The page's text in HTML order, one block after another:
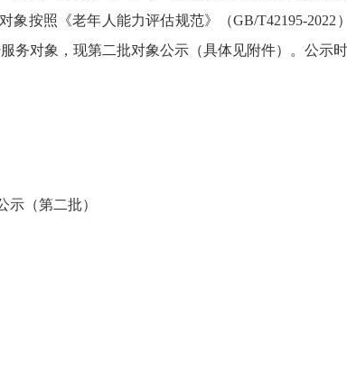
象按照 《老年人能力评估规范》（GB/T42195-2022
服务对象，现第二批对象公示（具体见附件）。公示
示（第二批）